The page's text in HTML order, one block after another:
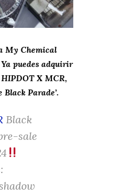
My Chemical
puedes adquirir
X MCR,
Parade’.
Black
sale